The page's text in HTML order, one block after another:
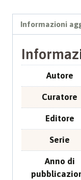
Informazioni
Autore
Curatore
Editore
Serie
Anno di